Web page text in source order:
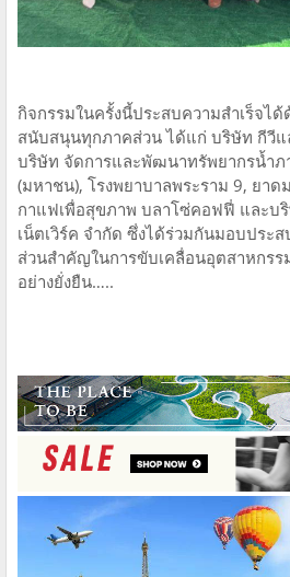
กิจกรรมในครั้งนี้ประสบความสำเร็จไ
สนับสนุนทุกภาคส่วน ได้แก่ บริษัท กีวี
บริษัท จัดการและพัฒนาทรัพยากรน้ำภ
(มหาชน), โรงพยาบาลพระราม 9, ยาด
กาแฟเพื่อสุขภาพ บลาโซ่คอฟฟี่ และบ
เน็ตเวิร์ค จำกัด ซึ่งได้ร่วมกันมอบประ
ส่วนสำคัญในการขับเคลื่อนอุตสาหกรร
อย่างยั่งยืน…..